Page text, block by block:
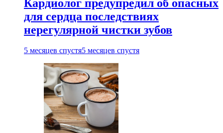
Кардиолог предупредил об опасных
для сердца последствиях
нерегулярной чистки зубов
5 месяцев спустя5 месяцев спустя